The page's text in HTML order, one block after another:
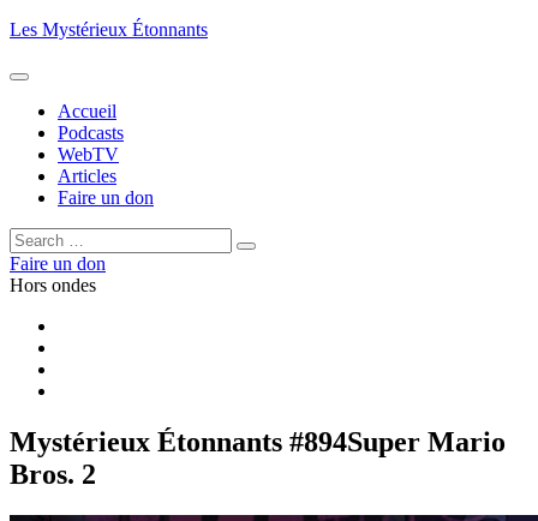
Aller
contenu
Les Mystérieux Étonnants
Accueil
Podcasts
WebTV
Articles
Faire un don
Rechercher :
Rechercher
Faire un don
Hors ondes
Mystérieux Étonnants #894Super Mario
Bros. 2